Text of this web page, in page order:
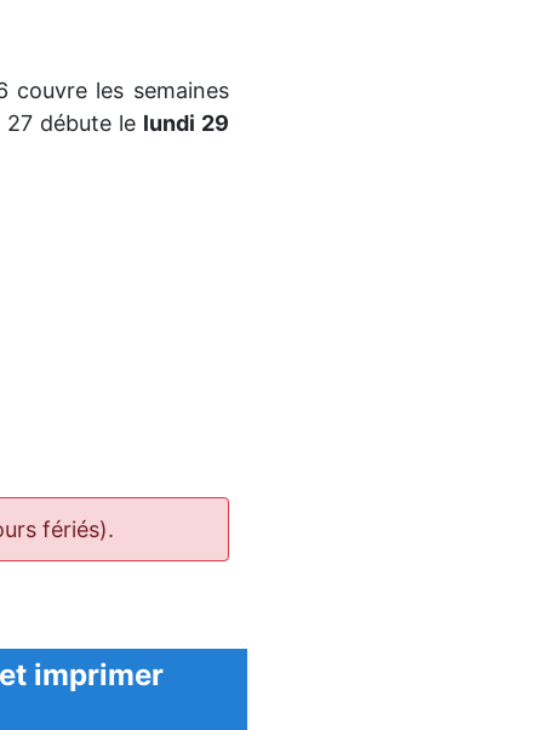
couvre les semaines
27 débute le lundi 29
fériés).
imprimer